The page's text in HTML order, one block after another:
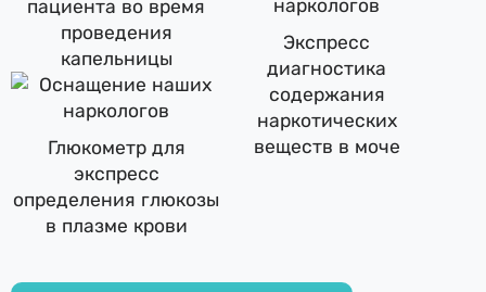
пациента во время
проведения
капельницы
Глюкометр для
экспресс
определения глюкозы
в плазме крови
Экспресс
диагностика
содержания
наркотических
веществ в моче